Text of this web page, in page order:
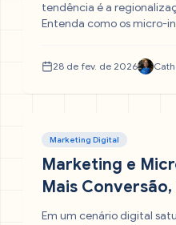
tendência é a
Entenda como os micro-
superando métricas de
lucrativas.
28 de fev. de 2026
Marketing Digital
Marketing e
Mais
Em um cenário digital